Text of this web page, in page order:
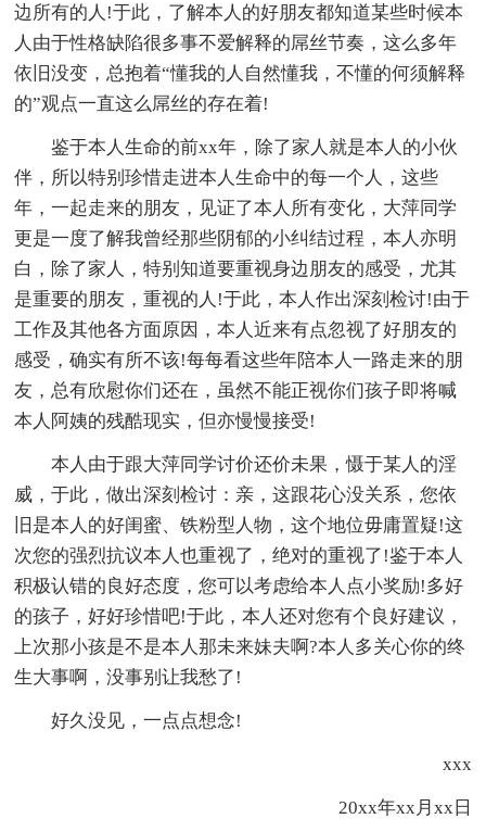
边所有的人!于此，了解本人的好朋友都知道某些时候本
人由于性格缺陷很多事不爱解释的屌丝节奏，这么多年
依旧没变，总抱着“懂我的人自然懂我，不懂的何须解释
的”观点一直这么屌丝的存在着!
鉴于本人生命的前xx年，除了家人就是本人的小伙
伴，所以特别珍惜走进本人生命中的每一个人，这些
年，一起走来的朋友，见证了本人所有变化，大萍同学
更是一度了解我曾经那些阴郁的小纠结过程，本人亦明
白，除了家人，特别知道要重视身边朋友的感受，尤其
是重要的朋友，重视的人!于此，本人作出深刻检讨!由于
工作及其他各方面原因，本人近来有点忽视了好朋友的
感受，确实有所不该!每每看这些年陪本人一路走来的朋
友，总有欣慰你们还在，虽然不能正视你们孩子即将喊
本人阿姨的残酷现实，但亦慢慢接受!
本人由于跟大萍同学讨价还价未果，慑于某人的淫
威，于此，做出深刻检讨：亲，这跟花心没关系，您依
旧是本人的好闺蜜、铁粉型人物，这个地位毋庸置疑!这
次您的强烈抗议本人也重视了，绝对的重视了!鉴于本人
积极认错的良好态度，您可以考虑给本人点小奖励!多好
的孩子，好好珍惜吧!于此，本人还对您有个良好建议，
上次那小孩是不是本人那未来妹夫啊?本人多关心你的终
生大事啊，没事别让我愁了!
好久没见，一点点想念!
xxx
20xx年xx月xx日